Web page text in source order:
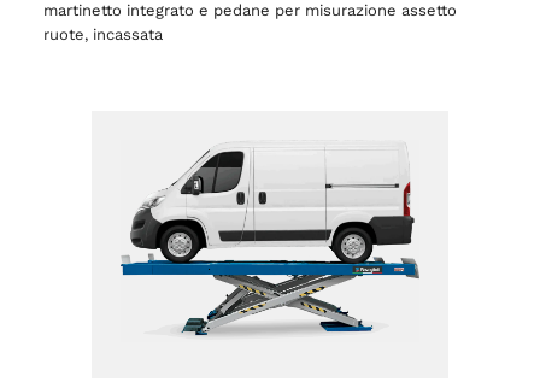
martinetto integrato e pedane per misurazione assetto
ruote, incassata